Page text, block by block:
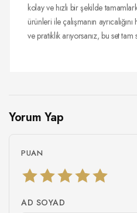
kolay ve hızlı bir şekilde
ürünleri ile çalışmanın
ve pratiklik arıyorsanız, bu set
Yorum Yap
PUAN
AD SOYAD